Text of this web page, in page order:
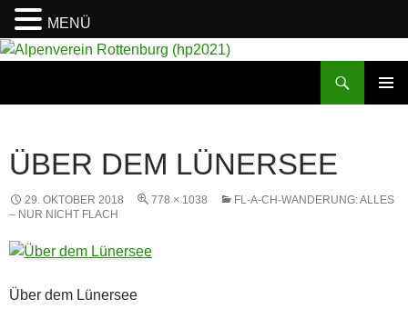
ÜBER DEM LÜNERSEE
29. OKTOBER 2018 778 × 1038
FL-A-CH-WANDERUNG: ALLES
– NUR NICHT FLACH
Über dem Lünersee
MENÜ